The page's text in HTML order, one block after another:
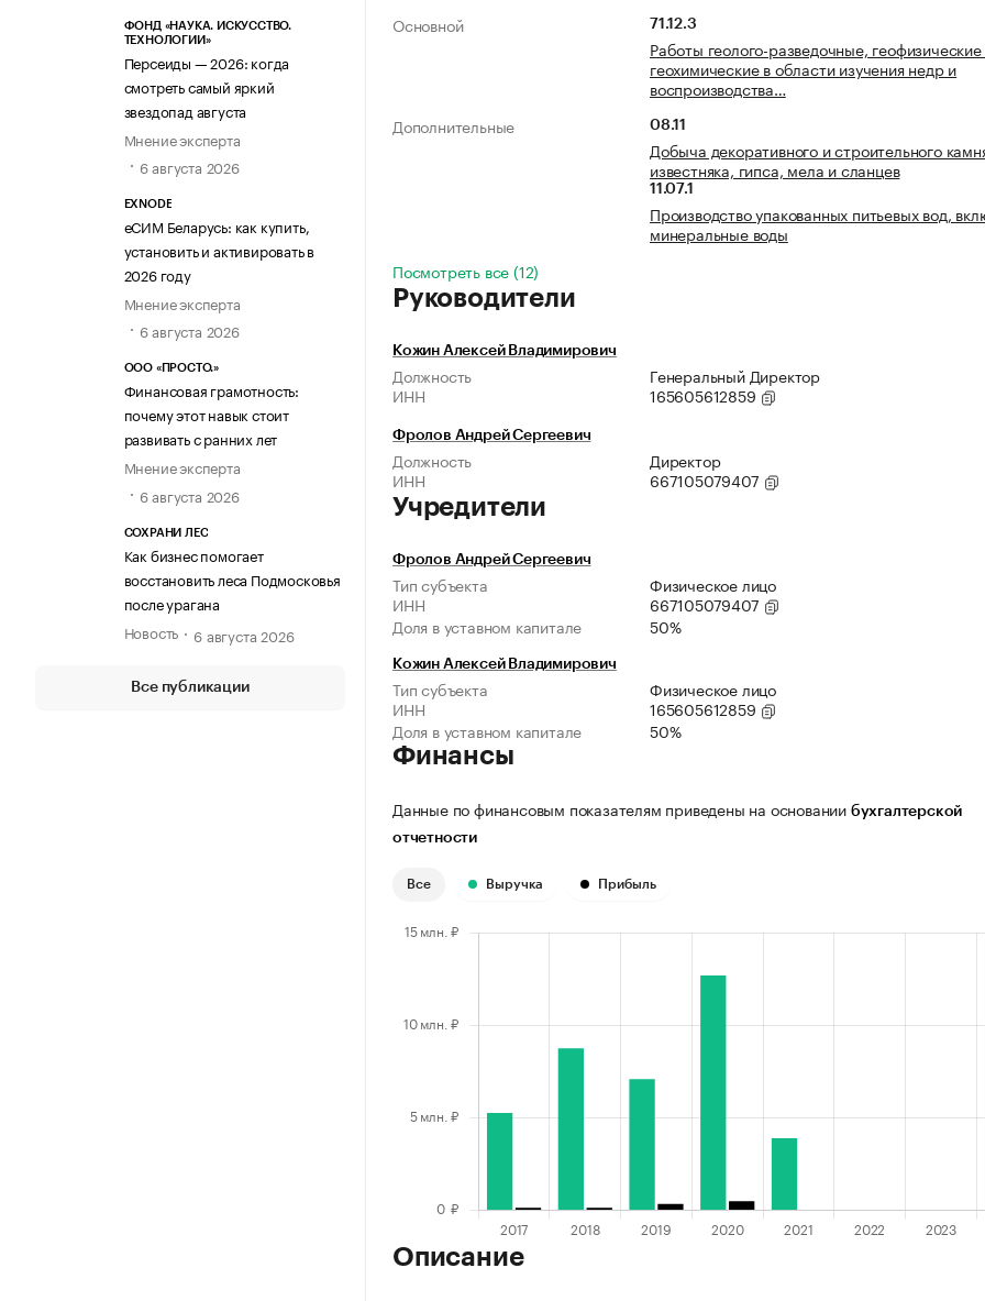
ФОНД «НАУКА. ИСКУССТВО.
ТЕХНОЛОГИИ»
Персеиды — 2026: когда
смотреть самый яркий
звездопад августа
Мнение эксперта
6 августа 2026
EXNODE
еСИМ Беларусь: как купить,
установить и активировать в
2026 году
Мнение эксперта
6 августа 2026
ООО «ПРОСТО.»
Финансовая грамотность:
почему этот навык стоит
развивать с ранних лет
Мнение эксперта
6 августа 2026
СОХРАНИ ЛЕС
Как бизнес помогает
восстановить леса Подмосковья
после урагана
Новость
6 августа 2026
Все публикации
Основной 71.12.3
Работы геолого-разведочные,
геохимические в области изучения недр и
воспроизводства…
Дополнительные
08.11
Добыча декоративного и строительного
известняка, гипса, мела и сланцев
11.07.1
Производство упакованных питьевых вод,
минеральные воды
Посмотреть все (12)
Руководители
Кожин Алексей Владимирович
Должность
Генеральный Директор
ИНН
165605612859
Фролов Андрей Сергеевич
Должность
Директор
ИНН
667105079407
Учредители
Фролов Андрей Сергеевич
Тип субъекта
Физическое лицо
ИНН
667105079407
Доля в уставном капитале
50%
Кожин Алексей Владимирович
Тип субъекта
Физическое лицо
ИНН
165605612859
Доля в уставном капитале
50%
Финансы
Данные по финансовым показателям приведены на основании бухгалтерской
отчетности
Все Выручка Прибыль
Описание